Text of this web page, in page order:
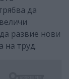
да
развие нови
на труд.